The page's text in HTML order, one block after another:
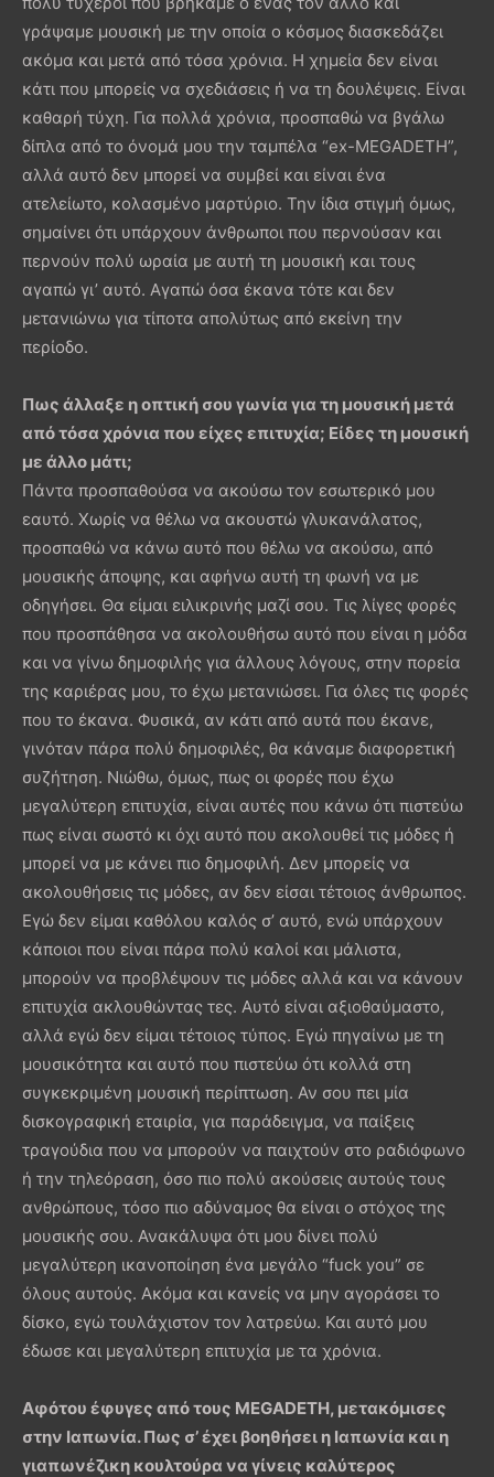
γράψαμε μουσική με την οποία ο κόσμος διασκεδάζει
ακόμα και μετά από τόσα χρόνια. Η χημεία δεν είναι
κάτι που μπορείς να σχεδιάσεις ή να τη δουλέψεις. Είναι
καθαρή τύχη. Για πολλά χρόνια, προσπαθώ να βγάλω
δίπλα από το όνομά μου την ταμπέλα “ex-MEGADETH”,
αλλά αυτό δεν μπορεί να συμβεί και είναι ένα
ατελείωτο, κολασμένο μαρτύριο. Την ίδια στιγμή όμως,
σημαίνει ότι υπάρχουν άνθρωποι που περνούσαν και
περνούν πολύ ωραία με αυτή τη μουσική και τους
αγαπώ γι’ αυτό. Αγαπώ όσα έκανα τότε και δεν
μετανιώνω για τίποτα απολύτως από εκείνη την
περίοδο.
Πως άλλαξε η οπτική σου γωνία για τη μουσική μετά
από τόσα χρόνια που είχες επιτυχία; Είδες τη μουσική
με άλλο μάτι;
Πάντα προσπαθούσα να ακούσω τον εσωτερικό μου
εαυτό. Χωρίς να θέλω να ακουστώ γλυκανάλατος,
προσπαθώ να κάνω αυτό που θέλω να ακούσω, από
μουσικής άποψης, και αφήνω αυτή τη φωνή να με
οδηγήσει. Θα είμαι ειλικρινής μαζί σου. Τις λίγες φορές
που προσπάθησα να ακολουθήσω αυτό που είναι η μόδα
και να γίνω δημοφιλής για άλλους λόγους, στην πορεία
της καριέρας μου, το έχω μετανιώσει. Για όλες τις φορές
που το έκανα. Φυσικά, αν κάτι από αυτά που έκανε,
γινόταν πάρα πολύ δημοφιλές, θα κάναμε διαφορετική
συζήτηση. Νιώθω, όμως, πως οι φορές που έχω
μεγαλύτερη επιτυχία, είναι αυτές που κάνω ότι πιστεύω
πως είναι σωστό κι όχι αυτό που ακολουθεί τις μόδες ή
μπορεί να με κάνει πιο δημοφιλή. Δεν μπορείς να
ακολουθήσεις τις μόδες, αν δεν είσαι τέτοιος άνθρωπος.
Εγώ δεν είμαι καθόλου καλός σ’ αυτό, ενώ υπάρχουν
κάποιοι που είναι πάρα πολύ καλοί και μάλιστα,
μπορούν να προβλέψουν τις μόδες αλλά και να κάνουν
επιτυχία ακλουθώντας τες. Αυτό είναι αξιοθαύμαστο,
αλλά εγώ δεν είμαι τέτοιος τύπος. Εγώ πηγαίνω με τη
μουσικότητα και αυτό που πιστεύω ότι κολλά στη
συγκεκριμένη μουσική περίπτωση. Αν σου πει μία
δισκογραφική εταιρία, για παράδειγμα, να παίξεις
τραγούδια που να μπορούν να παιχτούν στο ραδιόφωνο
ή την τηλεόραση, όσο πιο πολύ ακούσεις αυτούς τους
ανθρώπους, τόσο πιο αδύναμος θα είναι ο στόχος της
μουσικής σου. Ανακάλυψα ότι μου δίνει πολύ
μεγαλύτερη ικανοποίηση ένα μεγάλο “fuck you” σε
όλους αυτούς. Ακόμα και κανείς να μην αγοράσει το
δίσκο, εγώ τουλάχιστον τον λατρεύω. Και αυτό μου
έδωσε και μεγαλύτερη επιτυχία με τα χρόνια.
Αφότου έφυγες από τους MEGADETH, μετακόμισες
στην Ιαπωνία. Πως σ’ έχει βοηθήσει η Ιαπωνία και η
γιαπωνέζικη κουλτούρα να γίνεις καλύτερος